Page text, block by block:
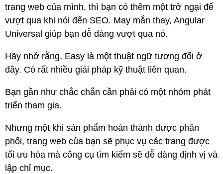
trang web của mình, thì bạn có thêm một trở ngại để
vượt qua khi nói đến SEO. May mắn thay, Angular
Universal giúp bạn dễ dàng vượt qua nó.
Hãy nhớ rằng, Easy là một thuật ngữ tương đối ở
đây. Có rất nhiều giải pháp kỹ thuật liên quan.
Bạn gần như chắc chắn cần phải có một nhóm phát
triển tham gia.
Nhưng một khi sản phẩm hoàn thành được phân
phối, trang web của bạn sẽ phục vụ các trang được
tối ưu hóa mà công cụ tìm kiếm sẽ dễ dàng định vị và
lập chỉ mục.